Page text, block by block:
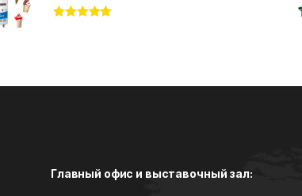
Главный офис и выставочный зал: